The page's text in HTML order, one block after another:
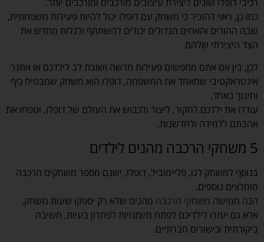
כמו כן, ראוי להזכיר כי משחק עם דופלו יכול להיות פעילות משפחתית,
שבה ההורים והאחים הגדולים יכולים להשתתף ולגלות מחדש את
הצד היצירתי שלהם.
לכן, בין אם אתם מחפשים פעילות חדשה ושובת לב לילדכם או אתגר
אינטראקטיבי שמאחד את המשפחה, דופלו הוא משחק שמבטיח כיף
וחינוך באחד.
עודדו את ילדכם לחקור, ליצור ולכבוש את העולם של דופלו, וטפחו את
אהבתם ללמידה ולחדשנות.
5 משחקי הרכבה מהנים לילדים
בנוסף למשחק לגו, פליימוביל, דופלו, ישנם מספר משחקים הרכבה
מומלצים נוספים.
הנה חמישה משחקי הרכבה מהנים שלא רק יספקו שעות משחק,
אלא גם יעזרו לילדיכם לפתח מיומנויות לפתרון בעיות, חשיבה
ביקורתית וכישורים חברתיים.